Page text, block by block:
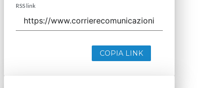
RSS link
COPIA LINK